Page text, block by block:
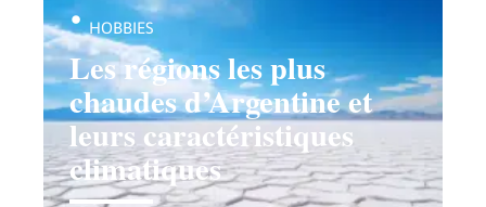
Les régions les plus
chaudes d’Argentine et
leurs caractéristiques
climatiques
HOBBIES